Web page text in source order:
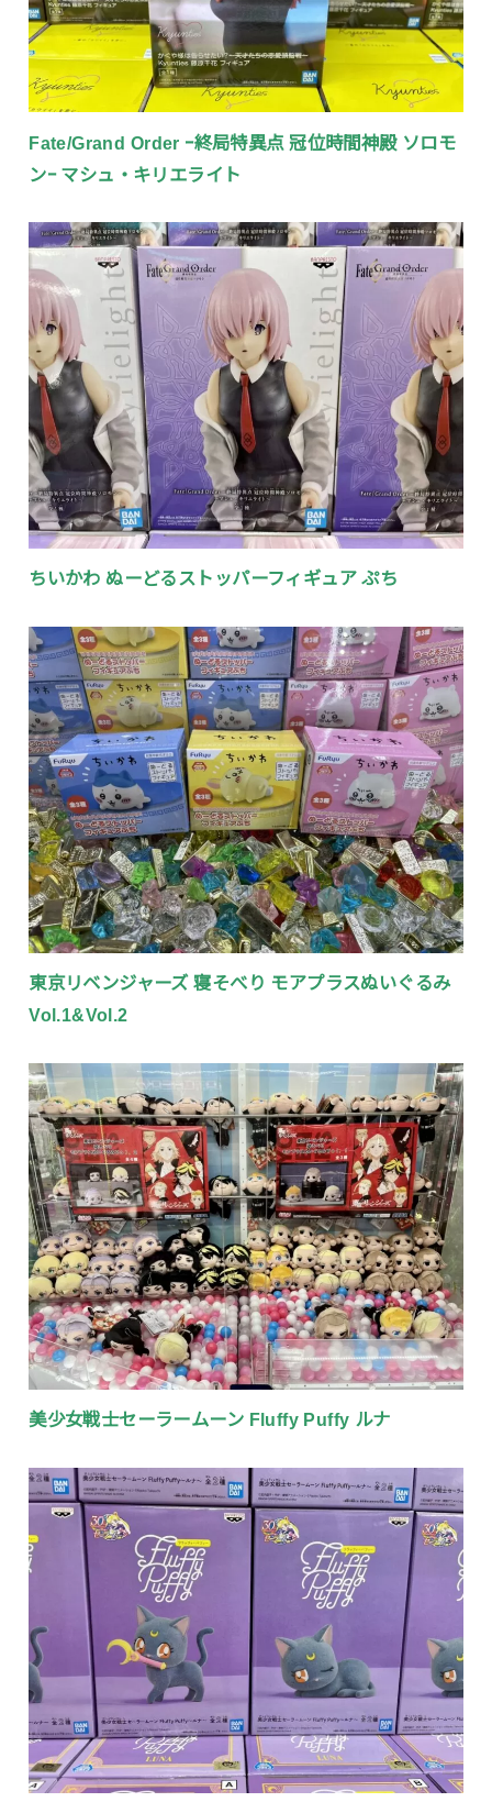
Fate/Grand Order ｰ終局特異点 冠位時間神殿 ソロモ
ンｰ マシュ・キリエライト
ちいかわ ぬーどるストッパーフィギュア ぷち
東京リベンジャーズ 寝そべり モアプラスぬいぐるみ
Vol.1&Vol.2
美少女戦士セーラームーン Fluffy Puffy ルナ